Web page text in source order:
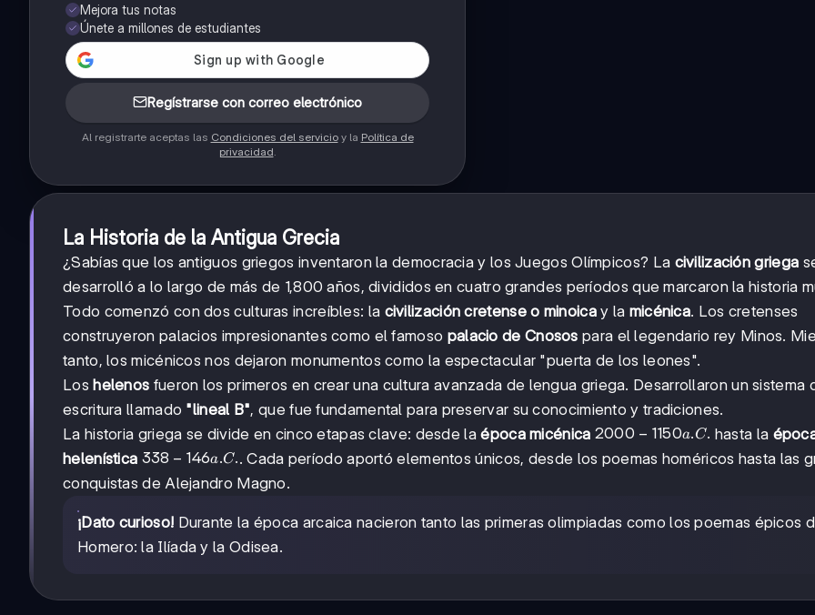
Mejora tus notas
Únete a millones de estudiantes
Regístrarse con correo electrónico
Al registrarte aceptas las Condiciones del servicioy la Política de
privacidad
La Historia de la Antigua Grecia
¿Sabías que los antiguos griegos inventaron la democracia y los Juegos Olímpicos? La civilización griega
desarrolló a lo largo de más de 1,800 años, divididos en cuatro grandes períodos que marcaron la historia
Todo comenzó con dos culturas increíbles: la civilización cretense o minoicay la micénica. Los cretenses
construyeron palacios impresionantes como el famoso palacio de Cnosos para el legendario rey Minos.
tanto, los micénicos nos dejaron monumentos como la espectacular "puerta de los leones".
Loshelenos fueron los primeros en crear una cultura avanzada de lengua griega. Desarrollaron un sistema
escritura llamado "lineal B", que fue fundamental para preservar su conocimiento y tradiciones.
La historia griega se divide en cinco etapas clave: desde laépoca micénica 2000-
1150
a.C.
2000 − 1150a.C. hasta la
helenística 338-
146
a.C.
338 − 146a.C.. Cada período aportó elementos únicos, desde los poemas homéricos hasta las
conquistas de Alejandro Magno.
¡Dato curioso! Durante la época arcaica nacieron tanto las primeras olimpiadas como los poemas épicos
Homero: la Ilíada y la Odisea.